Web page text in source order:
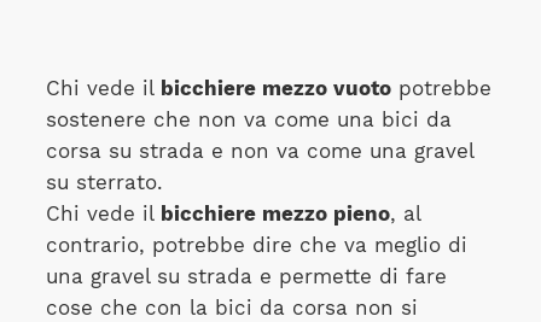
Chi vede il bicchiere mezzo vuotopotrebbe
sostenere che non va come una bici da
corsa su strada e non va come una gravel
su sterrato.
Chi vede il bicchiere mezzo pieno, al
contrario, potrebbe dire che va meglio di
una gravel su strada e permette di fare
cose che con la bici da corsa non si